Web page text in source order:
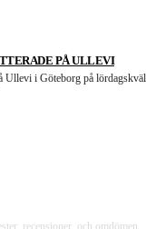
PÅ ULLEVI
Ullevi i Göteborg på
recensioner, och omdömen